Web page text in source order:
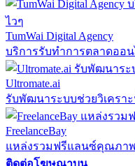
TumWai Digital Agency
บริการรับทำการตลาดออ
Ultromate.ai
รับพัฒนาระบบช่วยวิเครา
FreelanceBay
แหล่งรวมฟรีแลนซ์คุณภาพ
ติดต่อโฆษณาบน